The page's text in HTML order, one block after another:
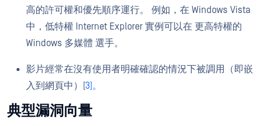
高的許可權和優先順序運行。 例如，在 Windows Vista
中，低特權 Internet Explorer 實例可以在 更高特權的
Windows 多媒體 選手。
影片經常在沒有使用者明確確認的情況下被調用（即嵌
入到網頁中）[3]。
典型漏洞向量